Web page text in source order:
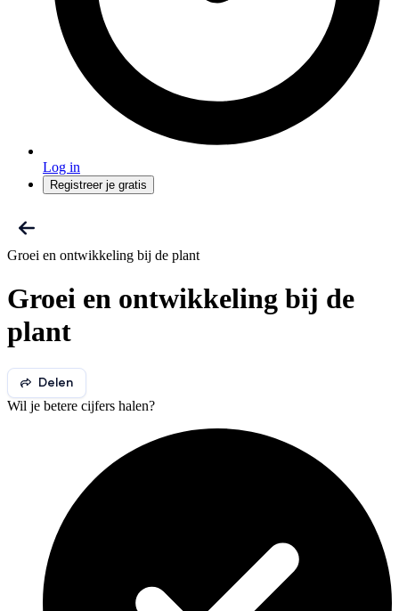
Log in
Registreer je gratis
Groei en ontwikkeling bij de plant
Groei en ontwikkeling bij de
plant
Delen
Wil je betere cijfers halen?